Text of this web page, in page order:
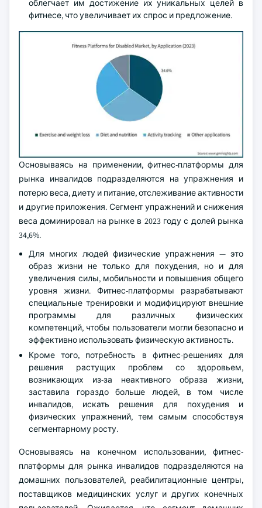
облегчает им достижение их уникальных целей в
фитнесе, что увеличивает их спрос и предложение.
Основываясь на применении, фитнес-платформы для
рынка инвалидов подразделяются на упражнения и
потерю веса, диету и питание, отслеживание активности
и другие приложения. Сегмент упражнений и снижения
веса доминировал на рынке в 2023 году с долей рынка
34,6%.
Для многих людей физические упражнения — это
образ жизни не только для похудения, но и для
увеличения силы, мобильности и повышения общего
уровня жизни. Фитнес-платформы разрабатывают
специальные тренировки и модифицируют внешние
программы для различных физических
компетенций, чтобы пользователи могли безопасно и
эффективно использовать физическую активность.
Кроме того, потребность в фитнес-решениях для
решения растущих проблем со здоровьем,
возникающих из-за неактивного образа жизни,
заставила гораздо больше людей, в том числе
инвалидов, искать решения для похудения и
физических упражнений, тем самым способствуя
сегментарному росту.
Основываясь на конечном использовании, фитнес-
платформы для рынка инвалидов подразделяются на
домашних пользователей, реабилитационные центры,
поставщиков медицинских услуг и других конечных